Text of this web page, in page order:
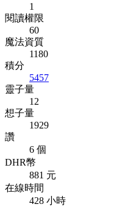
1
閱讀權限
60
魔法資質
1180
積分
5457
靈子量
12
想子量
1929
讚
6 個
DHR幣
881 元
在線時間
428 小時